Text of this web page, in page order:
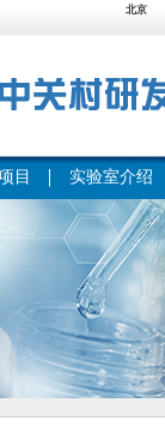
目 实验室介绍